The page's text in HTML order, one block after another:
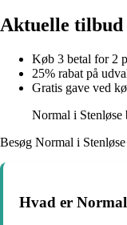
Aktuelle tilbud
Køb 3 betal for 2
25% rabat på
Gratis gave ved
Normal i Stenløse
Besøg Normal i
Hvad er Normal